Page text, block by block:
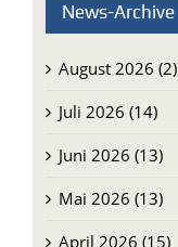
News-Archive
August 2026 (2)
Juli 2026 (14)
Juni 2026 (13)
Mai 2026 (13)
April 2026 (15)